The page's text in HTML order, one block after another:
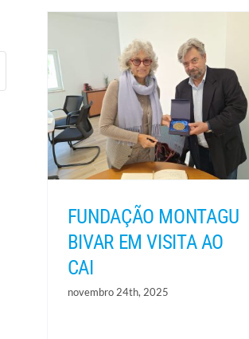
FUNDAÇÃO MONTAGU
BIVAR EM VISITA AO
CAI
novembro 24th, 2025